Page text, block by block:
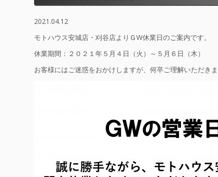
2021.04.12
モトハウス安城店・刈谷店よりＧW休業日のご案内です。
休業期間：２０２１年５月４日（火）～５月６日（木）
お客様にはご迷惑をおかけしますが、何卒ご理解いただき